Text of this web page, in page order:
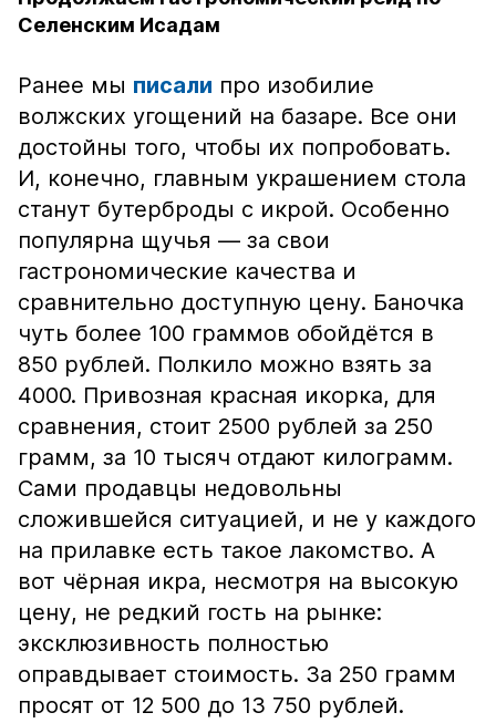
Селенским Исадам
Ранее мы писали про изобилие
волжских угощений на базаре. Все они
достойны того, чтобы их попробовать.
И, конечно, главным украшением стола
станут бутерброды с икрой. Особенно
популярна щучья — за свои
гастрономические качества и
сравнительно доступную цену. Баночка
чуть более 100 граммов обойдётся в
850 рублей. Полкило можно взять за
4000. Привозная красная икорка, для
сравнения, стоит 2500 рублей за 250
грамм, за 10 тысяч отдают килограмм.
Сами продавцы недовольны
сложившейся ситуацией, и не у каждого
на прилавке есть такое лакомство. А
вот чёрная икра, несмотря на высокую
цену, не редкий гость на рынке:
эксклюзивность полностью
оправдывает стоимость. За 250 грамм
просят от 12 500 до 13 750 рублей.